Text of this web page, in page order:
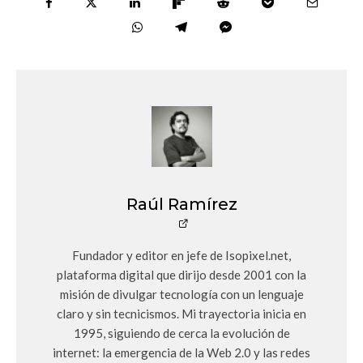
Raúl Ramírez
Fundador y editor en jefe de Isopixel.net,
plataforma digital que dirijo desde 2001 con la
misión de divulgar tecnología con un lenguaje
claro y sin tecnicismos. Mi trayectoria inicia en
1995, siguiendo de cerca la evolución de
internet: la emergencia de la Web 2.0 y las redes